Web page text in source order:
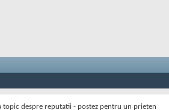
topic despre reputatii - postez pentru un prieten